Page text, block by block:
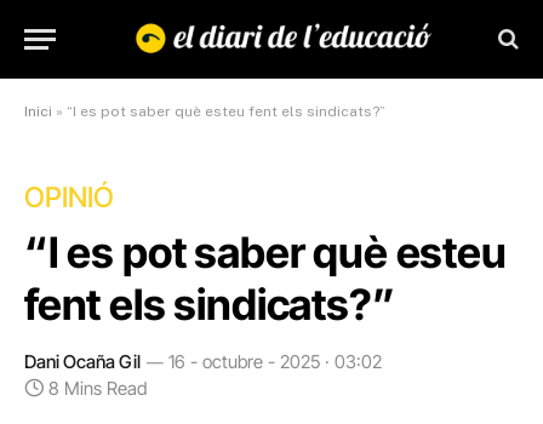
Inici » “I es pot saber què esteu fent els sindicats?”
OPINIÓ
“I es pot saber què esteu
fent els sindicats?”
Dani Ocaña Gil
16 - octubre - 2025 · 03:02
8 Mins Read